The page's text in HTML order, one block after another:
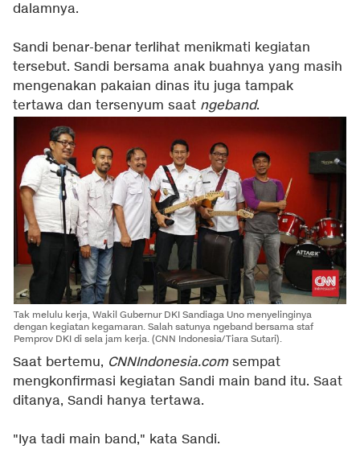
dalamnya.
Sandi benar-benar terlihat menikmati kegiatan
tersebut. Sandi bersama anak buahnya yang masih
mengenakan pakaian dinas itu juga tampak
tertawa dan tersenyum saat ngeband.
Tak melulu kerja, Wakil Gubernur DKI Sandiaga Uno menyelinginya
dengan kegiatan kegamaran. Salah satunya ngeband bersama staf
Pemprov DKI di sela jam kerja. (CNN Indonesia/Tiara Sutari).
Saat bertemu, CNNIndonesia.comsempat
mengkonfirmasi kegiatan Sandi main band itu. Saat
ditanya, Sandi hanya tertawa.
"Iya tadi main band," kata Sandi.